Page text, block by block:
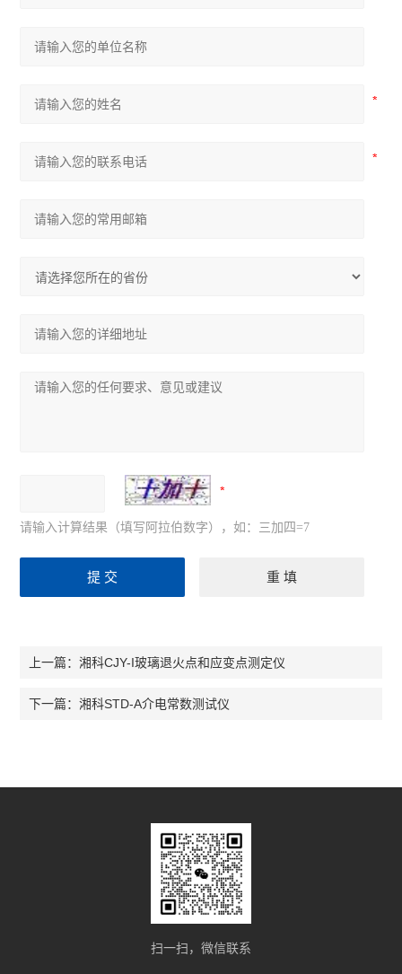
请输入计算结果（填写阿拉伯数字），如：三加四=7
上一篇：湘科CJY-I玻璃退火点和应变点测定仪
下一篇：湘科STD-A介电常数测试仪
扫一扫，微信联系